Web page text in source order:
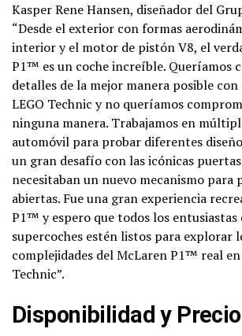
Kasper Rene Hansen, diseñador del
“Desde el exterior con formas
interior y el motor de pistón V8, el
P1™ es un coche increíble. Queríamos
detalles de la mejor manera posible
LEGO Technic y no queríamos
ninguna manera. Trabajamos en
automóvil para probar diferentes
un gran desafío con las icónicas
necesitaban un nuevo mecanismo para
abiertas. Fue una gran experiencia
P1™ y espero que todos los entusiastas
supercoches estén listos para explorar
complejidades del McLaren P1™ real en
Technic”.
Disponibilidad y Precio